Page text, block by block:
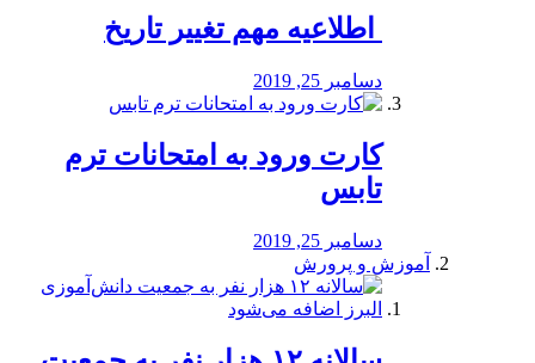
️ اطلاعیه مهم تغییر تاریخ
دسامبر 25, 2019
کارت ورود به امتحانات ترم
تابس
دسامبر 25, 2019
آموزش و پرورش